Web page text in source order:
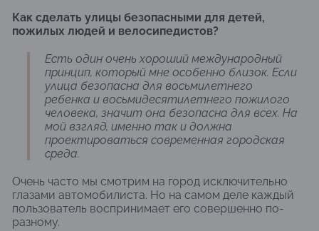
Как сделать улицы безопасными для детей,
пожилых людей и велосипедистов?
Есть один очень хороший международный
принцип, который мне особенно близок. Если
улица безопасна для восьмилетнего
ребенка и восьмидесятилетнего пожилого
человека, значит она безопасна для всех. На
мой взгляд, именно так и должна
проектироваться современная городская
среда.
Очень часто мы смотрим на город исключительно
глазами автомобилиста. Но на самом деле каждый
пользователь воспринимает его совершенно по-
разному.